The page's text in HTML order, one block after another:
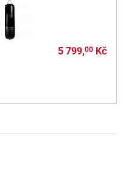
5 799,00Kč